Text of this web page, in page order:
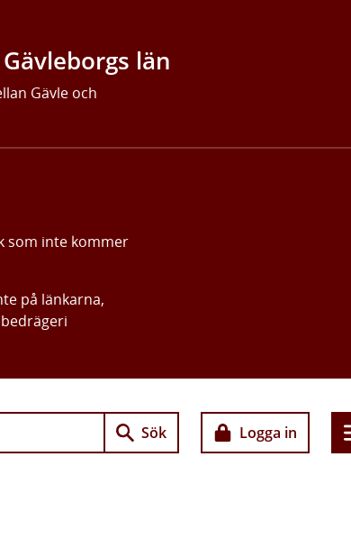
län
Gävle och
som inte kommer
på länkarna,
Sök Logga in